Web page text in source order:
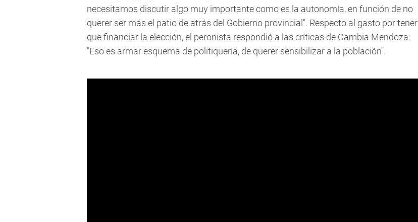
necesitamos discutir algo muy importante como es la autonomía, en función de no
querer ser más el patio de atrás del Gobierno provincial". Respecto al gasto por tener
que financiar la elección, el peronista respondió a las críticas de Cambia Mendoza:
"Eso es armar esquema de politiquería, de querer sensibilizar a la población".